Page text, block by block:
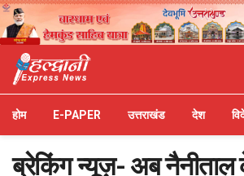
होम E-PAPER उत्तराखंड देश
ब्रेकिंग न्यूज़- अब नैनीताल